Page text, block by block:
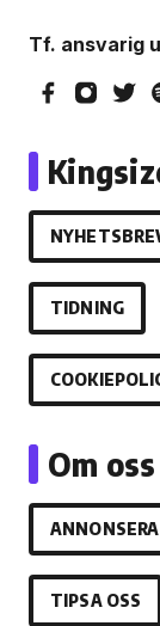
Tf. ansvarig
TIDNING
Om oss
ANNONSERA
TIPSA OSS